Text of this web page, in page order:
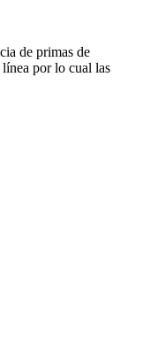
de primas de
por lo cual las